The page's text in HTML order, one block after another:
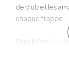
de club et les
chaque frappe.
la